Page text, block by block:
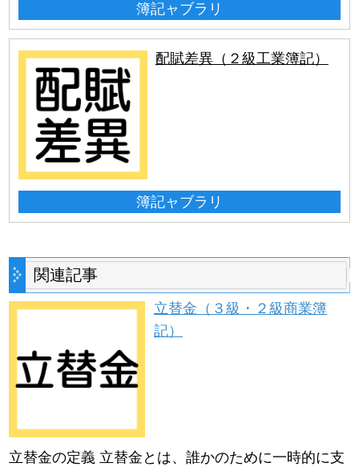
簿記ャブラリ
配賦差異（２級工業簿記）
簿記ャブラリ
関連記事
立替金（３級・２級商業簿
記）
立替金の定義 立替金とは、誰かのために一時的に支